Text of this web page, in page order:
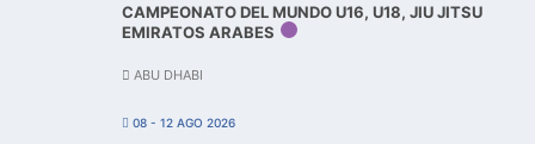
CAMPEONATO DEL MUNDO U16, U18, JIU JITSU
EMIRATOS ARABES
ABU DHABI
08 - 12 AGO 2026